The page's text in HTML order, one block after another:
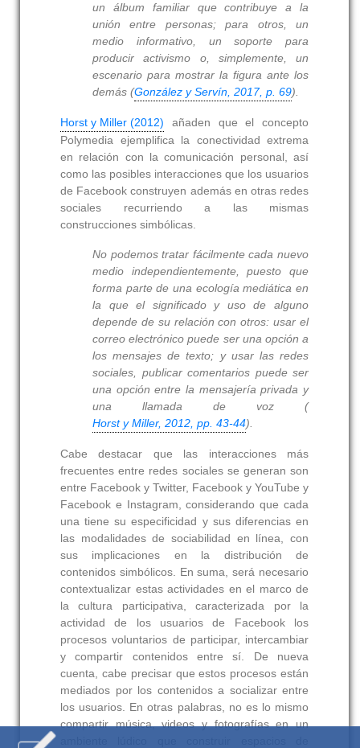
un álbum familiar que contribuye a la
unión entre personas; para otros, un
medio informativo, un soporte para
producir activismo o, simplemente, un
escenario para mostrar la figura ante los
demás (González y Servín, 2017, p. 69).
Horst y Miller (2012) añaden que el concepto
Polymedia ejemplifica la conectividad extrema
en relación con la comunicación personal, así
como las posibles interacciones que los usuarios
de Facebook construyen además en otras redes
sociales recurriendo a las mismas
construcciones simbólicas.
No podemos tratar fácilmente cada nuevo
medio independientemente, puesto que
forma parte de una ecología mediática en
la que el significado y uso de alguno
depende de su relación con otros: usar el
correo electrónico puede ser una opción a
los mensajes de texto; y usar las redes
sociales, publicar comentarios puede ser
una opción entre la mensajería privada y
una llamada de voz (
Horst y Miller, 2012, pp. 43-44).
Cabe destacar que las interacciones más
frecuentes entre redes sociales se generan son
entre Facebook y Twitter, Facebook y YouTube y
Facebook e Instagram, considerando que cada
una tiene su especificidad y sus diferencias en
las modalidades de sociabilidad en línea, con
sus implicaciones en la distribución de
contenidos simbólicos. En suma, será necesario
contextualizar estas actividades en el marco de
la cultura participativa, caracterizada por la
actividad de los usuarios de Facebook los
procesos voluntarios de participar, intercambiar
y compartir contenidos entre sí. De nueva
cuenta, cabe precisar que estos procesos están
mediados por los contenidos a socializar entre
los usuarios. En otras palabras, no es lo mismo
compartir música, videos y fotografías en un